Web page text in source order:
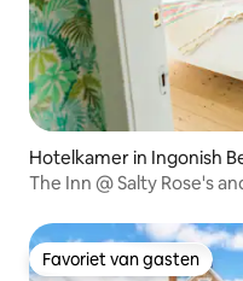
Hotelkamer in Ingonish
The Inn @ Salty Rose's
Favoriet van gasten
Favoriet van gasten